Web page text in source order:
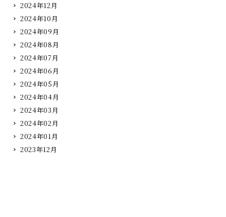
2024年12月
2024年10月
2024年09月
2024年08月
2024年07月
2024年06月
2024年05月
2024年04月
2024年03月
2024年02月
2024年01月
2023年12月